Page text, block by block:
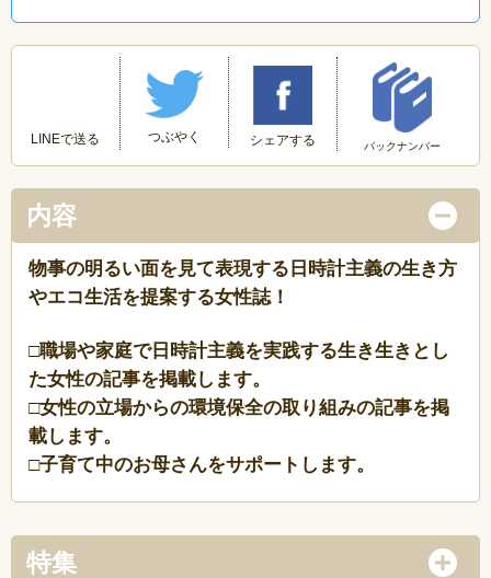
LINEで送る つぶやく シェアする バックナンバー
内容
物事の明るい面を見て表現する日時計主義の生き方
やエコ生活を提案する女性誌！
□職場や家庭で日時計主義を実践する生き生きとし
た女性の記事を掲載します。
□女性の立場からの環境保全の取り組みの記事を掲
載します。
□子育て中のお母さんをサポートします。
特集